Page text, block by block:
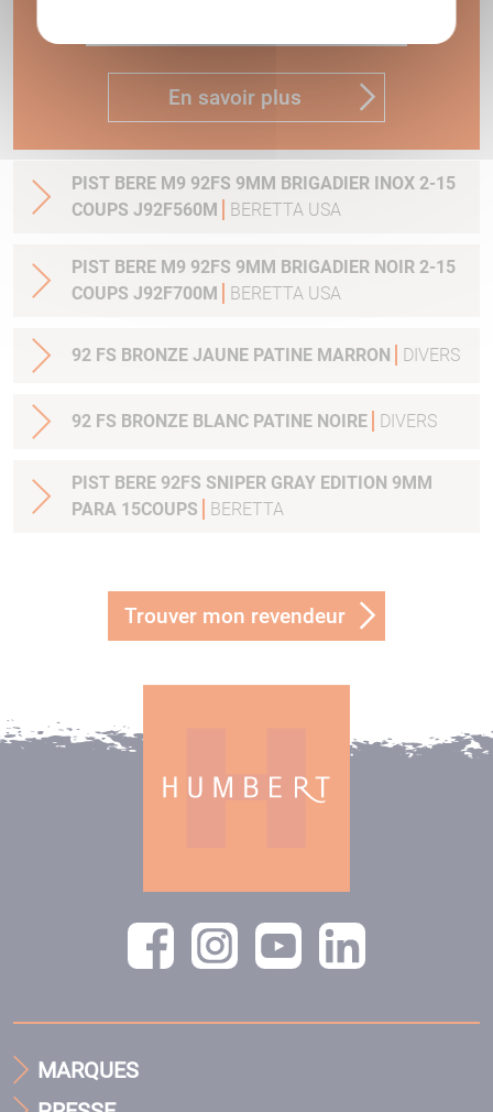
En savoir plus
PIST BERE M9 92FS 9MM BRIGADIER INOX 2-15
COUPS J92F560M
BERETTA USA
PIST BERE M9 92FS 9MM BRIGADIER NOIR 2-15
COUPS J92F700M
BERETTA USA
92 FS BRONZE JAUNE PATINE MARRON DIVERS
92 FS BRONZE BLANC PATINE NOIRE DIVERS
PIST BERE 92FS SNIPER GRAY EDITION 9MM
PARA 15COUPS
BERETTA
Trouver mon revendeur
MARQUES